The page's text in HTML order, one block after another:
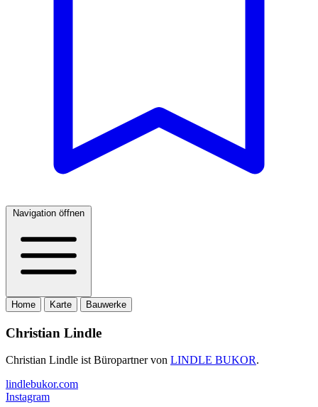
Navigation öffnen
Home Karte Bauwerke
Christian Lindle
Christian Lindle ist Büropartner von LINDLE BUKOR.
lindlebukor.com
Instagram